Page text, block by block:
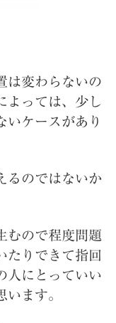
は変わらないの
よっては、少し
いケースがあり
るのではないか
むので程度問題
たりできて指回
人にとっていい
ます。